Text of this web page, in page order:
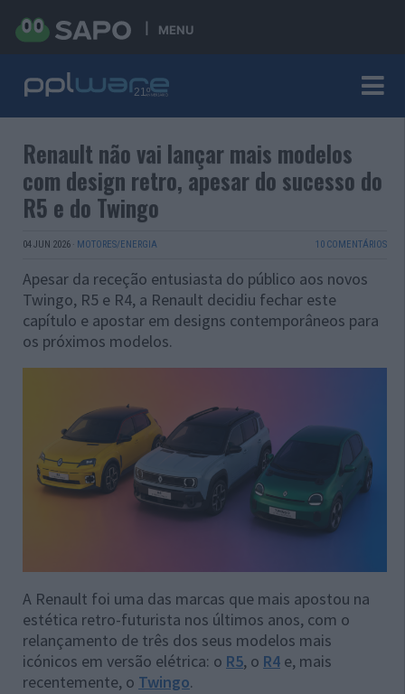
MENU
Renault não vai lançar mais modelos
com design retro, apesar do sucesso do
R5 e do Twingo
04 JUN 2026 · MOTORES/ENERGIA 10 COMENTÁRIOS
Apesar da receção entusiasta do público aos novos
Twingo, R5 e R4, a Renault decidiu fechar este
capítulo e apostar em designs contemporâneos para
os próximos modelos.
A Renault foi uma das marcas que mais apostou na
estética retro-futurista nos últimos anos, com o
relançamento de três dos seus modelos mais
icónicos em versão elétrica: o R5, o R4 e, mais
recentemente, o Twingo.